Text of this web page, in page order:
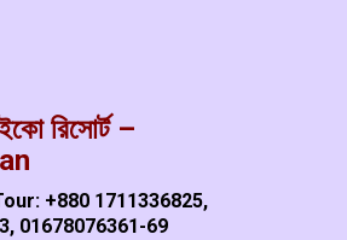
রিসোর্ট –
+880 1711336825,
01678076361-69